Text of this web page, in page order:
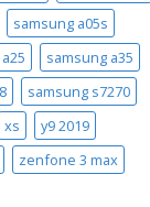
samsung a05s
samsung a35
samsung s7270
xs
y9 2019
zenfone 3 max